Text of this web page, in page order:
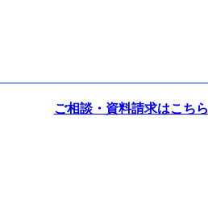
ご相談・資料請求はこちら